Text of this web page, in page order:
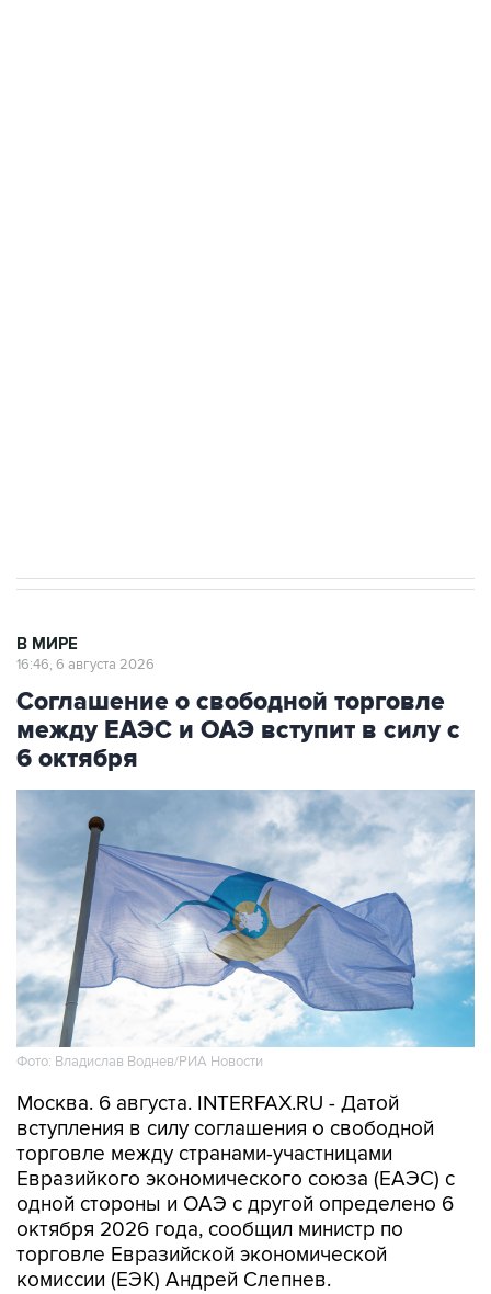
В МИРЕ
16:46, 6 августа 2026
Соглашение о свободной торговле
между ЕАЭС и ОАЭ вступит в силу с
6 октября
Фото: Владислав Воднев/РИА Новости
Москва. 6 августа. INTERFAX.RU - Датой
вступления в силу соглашения о свободной
торговле между странами-участницами
Евразийкого экономического союза (ЕАЭС) с
одной стороны и ОАЭ с другой определено 6
октября 2026 года, сообщил министр по
торговле Евразийской экономической
комиссии (ЕЭК) Андрей Слепнев.